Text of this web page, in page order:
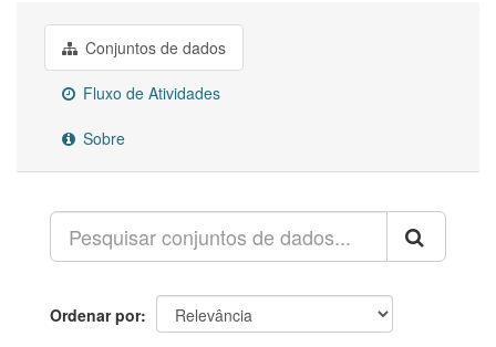
Conjuntos de dados
Fluxo de Atividades
Sobre
Ordenar por